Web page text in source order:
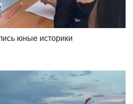
юные историки